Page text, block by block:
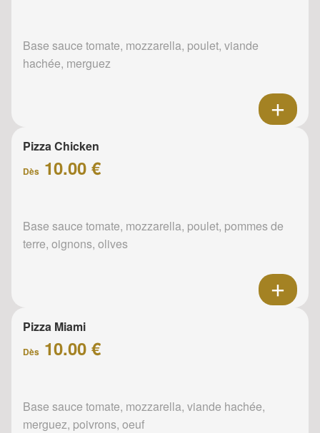
Base sauce tomate, mozzarella, poulet, viande
hachée, merguez
Pizza Chicken
Dès 10.00 €
Base sauce tomate, mozzarella, poulet, pommes de
terre, oignons, olives
Pizza Miami
Dès 10.00 €
Base sauce tomate, mozzarella, viande hachée,
merguez, poivrons, oeuf